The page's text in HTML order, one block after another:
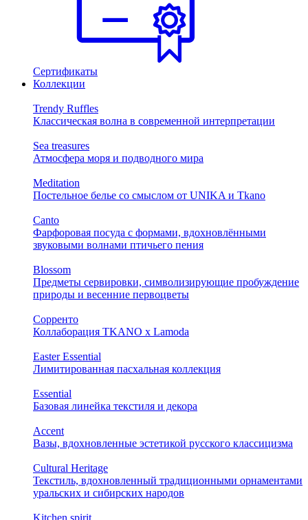
Сертификаты
Коллекции
Trendy Ruffles
Классическая волна в современной интерпретации
Sea treasures
Атмосфера моря и подводного мира
Meditation
Постельное белье со смыслом от UNIKA и Tkano
Canto
Фарфоровая посуда с формами, вдохновлёнными
звуковыми волнами птичьего пения
Blossom
Предметы сервировки, символизирующие пробуждение
природы и весенние первоцветы
Сорренто
Коллаборация TKANO х Lamoda
Easter Essential
Лимитированная пасхальная коллекция
Essential
Базовая линейка текстиля и декора
Accent
Вазы, вдохновленные эстетикой русского классицизма
Cultural Heritage
Текстиль, вдохновленный традиционными орнаментами
уральских и сибирских народов
Kitchen spirit